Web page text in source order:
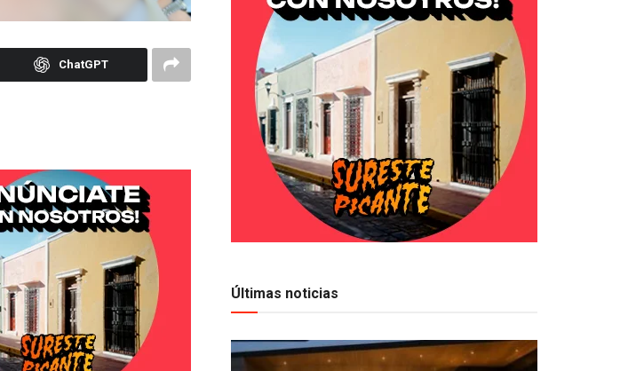
ChatGPT
Últimas noticias